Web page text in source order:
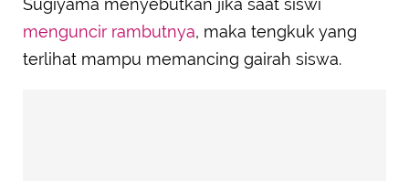
menguncir rambutnya, maka tengkuk yang
terlihat mampu memancing gairah siswa.